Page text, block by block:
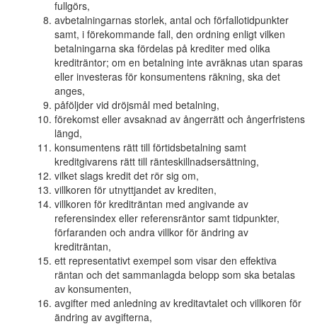
fullgörs,
avbetalningarnas storlek, antal och förfallotidpunkter
samt, i förekommande fall, den ordning enligt vilken
betalningarna ska fördelas på krediter med olika
krediträntor; om en betalning inte avräknas utan sparas
eller investeras för konsumentens räkning, ska det
anges,
påföljder vid dröjsmål med betalning,
förekomst eller avsaknad av ångerrätt och ångerfristens
längd,
konsumentens rätt till förtidsbetalning samt
kreditgivarens rätt till ränteskillnadsersättning,
vilket slags kredit det rör sig om,
villkoren för utnyttjandet av krediten,
villkoren för krediträntan med angivande av
referensindex eller referensräntor samt tidpunkter,
förfaranden och andra villkor för ändring av
krediträntan,
ett representativt exempel som visar den effektiva
räntan och det sammanlagda belopp som ska betalas
av konsumenten,
avgifter med anledning av kreditavtalet och villkoren för
ändring av avgifterna,